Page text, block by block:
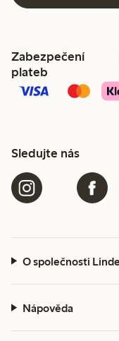
Zabezpečení
plateb
Sledujte nás
O společnosti
Nápověda